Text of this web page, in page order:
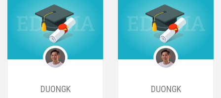
DUONGK DUONGK